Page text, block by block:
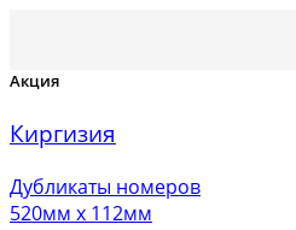
Акция
Киргизия
Дубликаты номеров
520мм х 112мм